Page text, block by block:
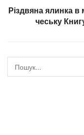
Різдвяна ялинка в
чеську